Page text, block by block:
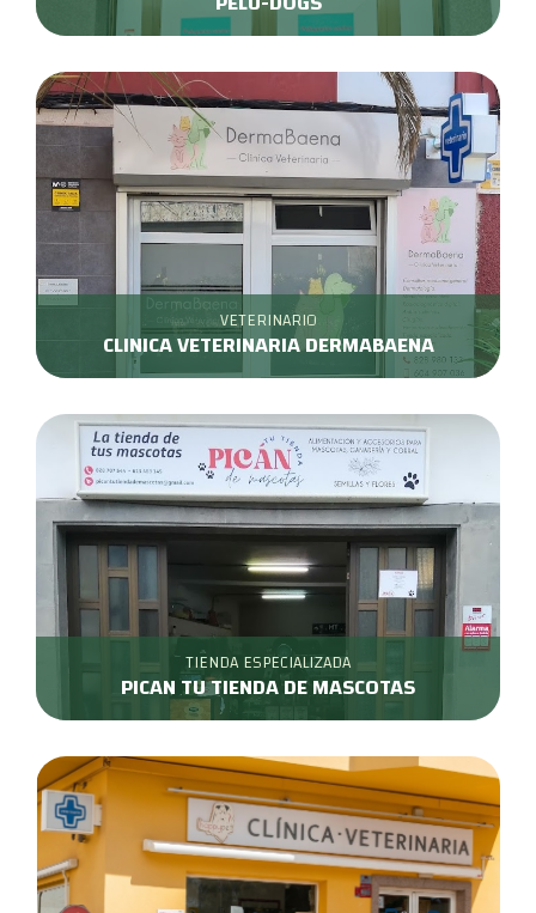
VETERINARIO
CLINICA VETERINARIA DERMABAENA
TIENDA ESPECIALIZADA
PICAN TU TIENDA DE MASCOTAS